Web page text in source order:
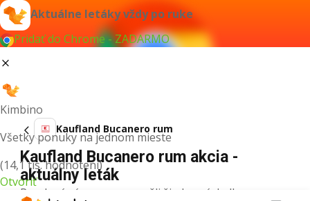
Aktuálne letáky vždy po ruke
Pridať do Chrome - ZADARMO
Kimbino
Všetky ponuky na jednom mieste
(14,1 tis. hodnotení)
Otvoriť
Kaufland Bucanero rum
Kaufland Bucanero rum akcia -
aktuálny leták
Pre daný výraz sme nenašli žiadne výsledky.